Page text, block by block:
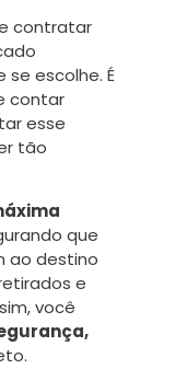
contratar
escolhe. É
contar
esse
tão
que
ao destino
e
você